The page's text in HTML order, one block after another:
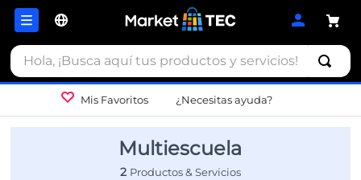
Hola, ¡Busca aquí tus productos y servicios!
Mis Favoritos ¿Necesitas ayuda?
Multiescuela
2